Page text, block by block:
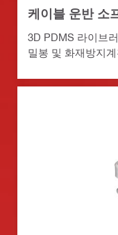
케이블 운반 소
3D PDMS 라이브
밀봉 및 화재방지